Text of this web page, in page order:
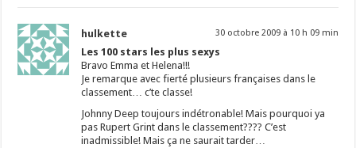
hulkette 30 octobre 2009 à 10 h 09 min
Les 100 stars les plus sexys
Bravo Emma et Helena!!!
Je remarque avec fierté plusieurs françaises dans le
classement… c’te classe!
Johnny Deep toujours indétronable! Mais pourquoi ya
pas Rupert Grint dans le classement???? C’est
inadmissible! Mais ça ne saurait tarder…